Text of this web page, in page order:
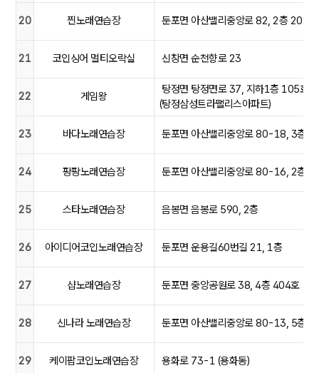
20 찐노래연습장 둔포면 아산밸리중앙로 82, 2층 202호
21 코인싱어 멀티오락실 신창면 순천향로 23
22 게임왕
탕정면 탕정면로 37, 지하1층 105호
(탕정삼성트라팰리스아파트)
23 바다노래연습장 둔포면 아산밸리중앙로 80-18, 3층
24 팡팡노래연습장 둔포면 아산밸리중앙로 80-16, 2층
25 스타노래연습장 음봉면 음봉로 590, 2층
26 아이디어코인노래연습장 둔포면 운용길60번길 21, 1층
27 샵노래연습장 둔포면 중앙공원로 38, 4층 404호
28 신나라 노래연습장 둔포면 아산밸리중앙로 80-13, 5층
29 케이팝코인노래연습장 용화로 73-1 (용화동)